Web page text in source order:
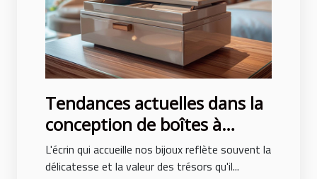
Tendances actuelles dans la
conception de boîtes à
bijoux pour hommes et
femmes
L'écrin qui accueille nos bijoux reflète souvent la
délicatesse et la valeur des trésors qu'il...